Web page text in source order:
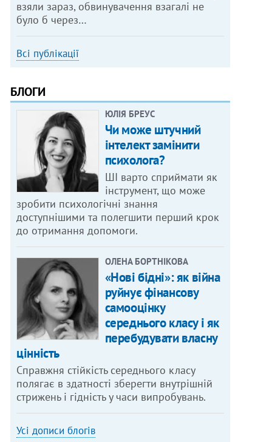
взяли зараз, обвинувачення взагалі не
було б через…
Всі публікації
БЛОГИ
ЮЛІЯ БРЕУС
Чи може штучний
інтелект замінити
психолога?
ШІ варто сприймати як
інструмент, що може
зробити психологічні знання
доступнішими та полегшити перший крок
до отримання допомоги.
ОЛЕНА БОРТНІКОВА
«Нові бідні»: як війна
руйнує фінансову
самооцінку
середнього класу і як
перебудувати власну
цінність
Справжня стійкість середнього класу
полягає в здатності зберегти внутрішній
стрижень і гідність у часи випробувань.
Усі дописи блогів